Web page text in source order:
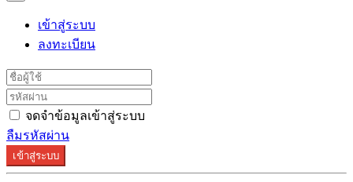
เข้าสู่ระบบ
ลงทะเบียน
จดจำข้อมูลเข้าสู่ระบบ
ลืมรหัสผ่าน
เข้าสู่ระบบ